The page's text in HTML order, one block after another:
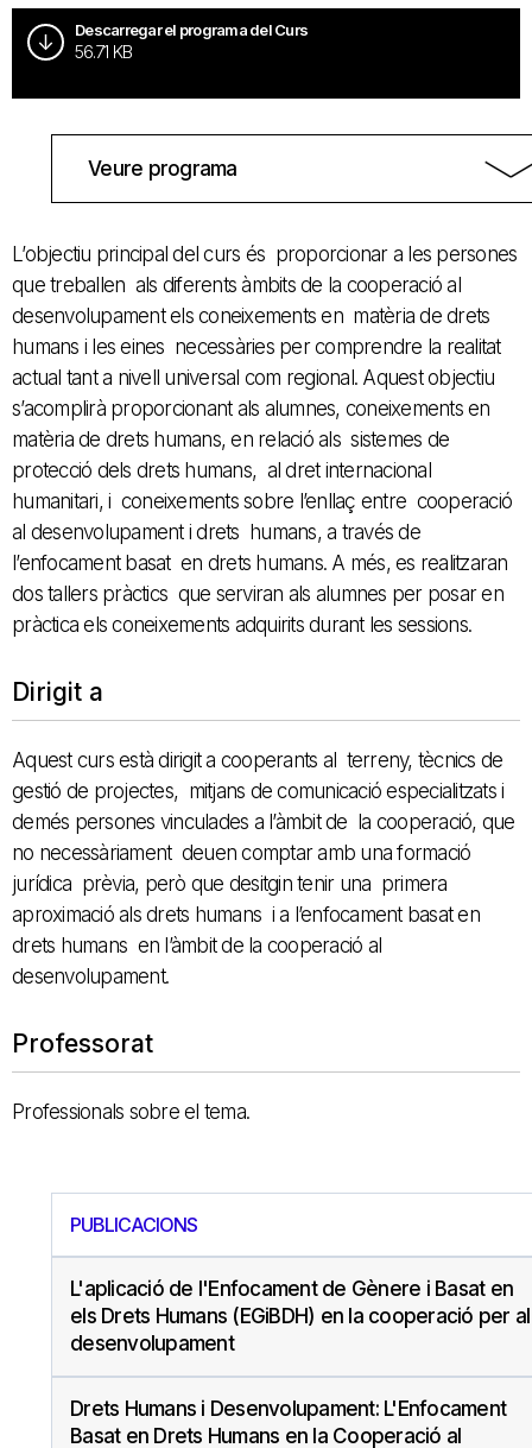
Descarregar el programa del Curs
56.71 KB
Veure programa
L’objectiu principal del curs és proporcionar a les persones
que treballen als diferents àmbits de la cooperació al
desenvolupament els coneixements en matèria de drets
humans i les eines necessàries per comprendre la realitat
actual tant a nivell universal com regional. Aquest objectiu
s’acomplirà proporcionant als alumnes, coneixements en
matèria de drets humans, en relació als sistemes de
protecció dels drets humans, al dret internacional
humanitari, i coneixements sobre l’enllaç entre cooperació
al desenvolupament i drets humans, a través de
l’enfocament basat en drets humans. A més, es realitzaran
dos tallers pràctics que serviran als alumnes per posar en
pràctica els coneixements adquirits durant les sessions.
Dirigit a
Aquest curs està dirigit a cooperants al terreny, tècnics de
gestió de projectes, mitjans de comunicació especialitzats i
demés persones vinculades a l’àmbit de la cooperació, que
no necessàriament deuen comptar amb una formació
jurídica prèvia, però que desitgin tenir una primera
aproximació als drets humans i a l’enfocament basat en
drets humans en l’àmbit de la cooperació al
desenvolupament.
Professorat
Professionals sobre el tema.
PUBLICACIONS
L'aplicació de l'Enfocament de Gènere i Basat en
els Drets Humans (EGiBDH) en la cooperació per al
desenvolupament
Drets Humans i Desenvolupament: L'Enfocament
Basat en Drets Humans en la Cooperació al